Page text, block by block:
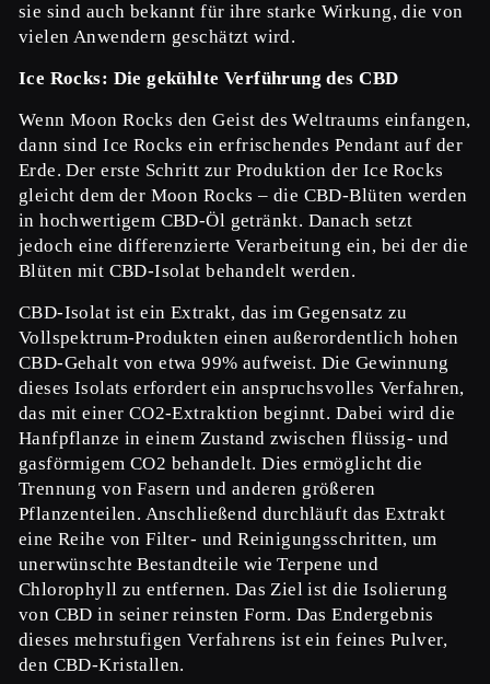
sie sind auch bekannt für ihre starke Wirkung, die von
vielen Anwendern geschätzt wird.
Ice Rocks: Die gekühlte Verführung des CBD
Wenn Moon Rocks den Geist des Weltraums einfangen,
dann sind Ice Rocks ein erfrischendes Pendant auf der
Erde. Der erste Schritt zur Produktion der Ice Rocks
gleicht dem der Moon Rocks – die CBD-Blüten werden
in hochwertigem CBD-Öl getränkt. Danach setzt
jedoch eine differenzierte Verarbeitung ein, bei der die
Blüten mit CBD-Isolat behandelt werden.
CBD-Isolat ist ein Extrakt, das im Gegensatz zu
Vollspektrum-Produkten einen außerordentlich hohen
CBD-Gehalt von etwa 99% aufweist. Die Gewinnung
dieses Isolats erfordert ein anspruchsvolles Verfahren,
das mit einer CO2-Extraktion beginnt. Dabei wird die
Hanfpflanze in einem Zustand zwischen flüssig- und
gasförmigem CO2 behandelt. Dies ermöglicht die
Trennung von Fasern und anderen größeren
Pflanzenteilen. Anschließend durchläuft das Extrakt
eine Reihe von Filter- und Reinigungsschritten, um
unerwünschte Bestandteile wie Terpene und
Chlorophyll zu entfernen. Das Ziel ist die Isolierung
von CBD in seiner reinsten Form. Das Endergebnis
dieses mehrstufigen Verfahrens ist ein feines Pulver,
den CBD-Kristallen.